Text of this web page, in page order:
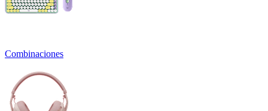
Combinaciones